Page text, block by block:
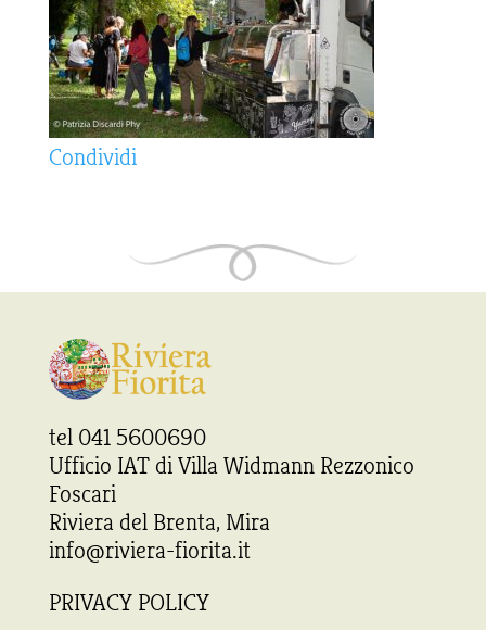
Condividi
tel 041 5600690
Ufficio IAT di Villa Widmann Rezzonico
Foscari
Riviera del Brenta, Mira
info@riviera-fiorita.it
PRIVACY POLICY